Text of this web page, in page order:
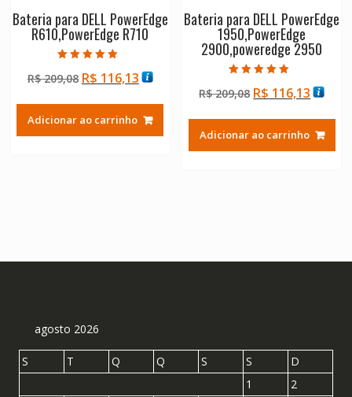
Bateria para DELL PowerEdge
R610,PowerEdge R710
5.00
de 5
R$209,08 O
original
era:
R$ 116,13O
atual
é:
Adicionar ao carrinho
Bateria para DELL PowerEdge
1950,PowerEdge
2900,poweredge 2950
5.00
de 5
R$209,08 O
original
era:
R$ 116,13O
atual
é:
Adicionar ao carrinho
agosto 2026
S T Q Q S S
D
1
2